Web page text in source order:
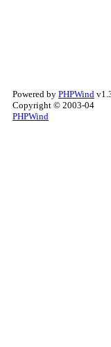
Powered by PHPWind
Copyright © 2003-04
PHPWind